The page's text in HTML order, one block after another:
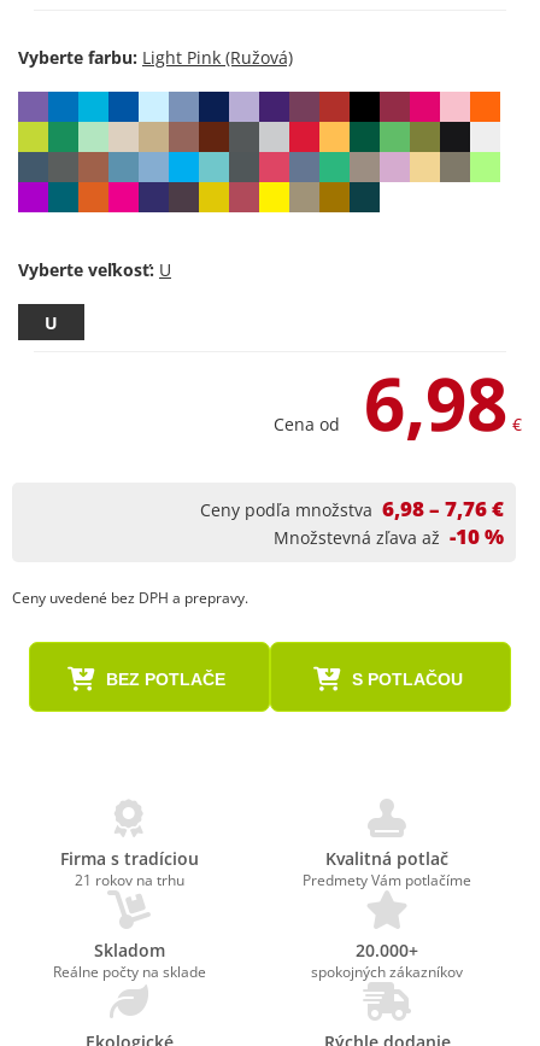
Vyberte farbu:
Vyberte veľkosť:
U
Cena od 6,98 €
Ceny podľa množstva 6,98 – 7,76 €
Množstevná zľava až -10 %
Ceny uvedené bez DPH a prepravy.
BEZ POTLAČE S POTLAČOU
Firma s tradíciou
21 rokov na trhu
Kvalitná potlač
Predmety Vám potlačíme
Skladom
Reálne počty na sklade
20.000+
spokojných zákazníkov